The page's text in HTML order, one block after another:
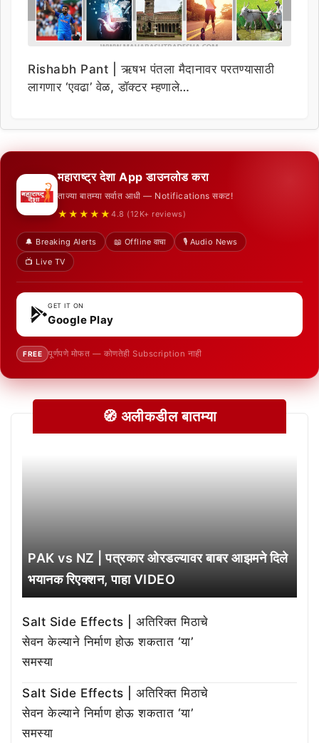
Rishabh Pant | ऋषभ पंतला मैदानावर परतण्यासाठी
लागणार ‘एवढा’ वेळ, डॉक्टर म्हणाले…
महाराष्ट्र देशा App डाउनलोड करा
ताज्या बातम्या सर्वात आधी — Notifications सकट!
★★★★★ 4.8 (12K+ reviews)
🔔 Breaking Alerts 📖 Offline वाचा
🎙️ Audio News
📺 Live TV
GET IT ON
Google Play
FREE पूर्णपणे मोफत — कोणतेही Subscription नाही
🧭 अलीकडील बातम्या
PAK vs NZ | पत्रकार ओरडल्यावर बाबर आझमने दिले
भयानक रिएक्शन, पाहा VIDEO
Salt Side Effects | अतिरिक्त मिठाचे
सेवन केल्याने निर्माण होऊ शकतात ‘या’
समस्या
Salt Side Effects | अतिरिक्त मिठाचे
सेवन केल्याने निर्माण होऊ शकतात ‘या’
समस्या